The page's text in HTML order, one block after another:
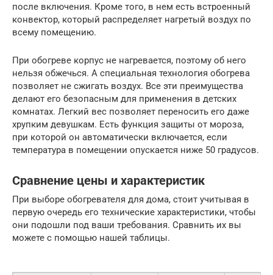
после включения. Кроме того, в нем есть встроенный
конвектор, который распределяет нагретый воздух по
всему помещению.
При обогреве корпус не нагревается, поэтому об него
нельзя обжечься. А специальная технология обогрева
позволяет не сжигать воздух. Все эти преимущества
делают его безопасным для применения в детских
комнатах. Легкий вес позволяет переносить его даже
хрупким девушкам. Есть функция защиты от мороза,
при которой он автоматически включается, если
температура в помещении опускается ниже 50 градусов.
Сравнение цены и характеристик
При выборе обогревателя для дома, стоит учитывая в
первую очередь его технические характеристики, чтобы
они подошли под ваши требования. Сравнить их вы
можете с помощью нашей таблицы.